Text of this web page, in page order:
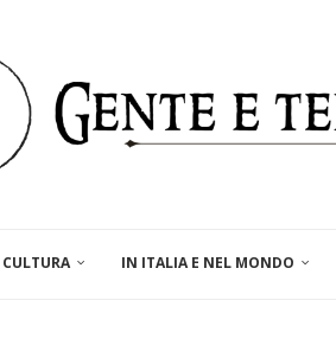
CULTURA IN ITALIA E NEL MONDO